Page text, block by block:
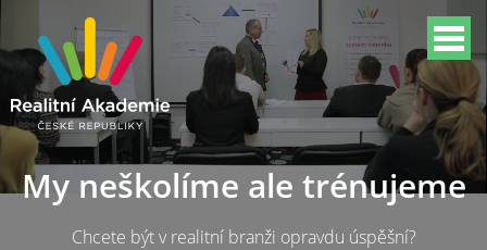
My neškolíme ale trénujeme
Chcete být v realitní branži opravdu úspěšní?